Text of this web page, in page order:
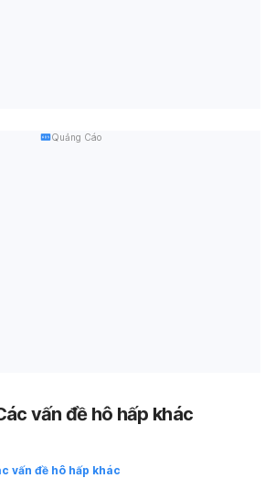
Quảng Cáo
vấn đề hô hấp khác
vấn đề hô hấp khác